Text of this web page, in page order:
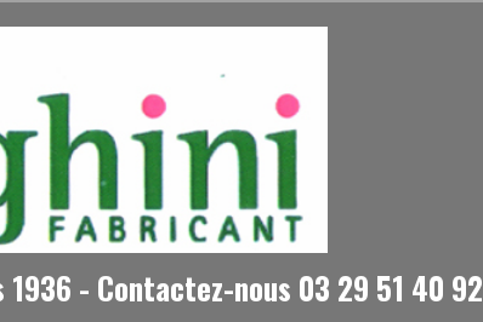
- Contactez-nous 03 29 51 40 92